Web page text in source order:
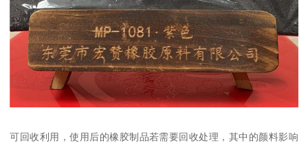
可回收利用，使用后的橡胶制品若需要回收处理，其中的颜料影响